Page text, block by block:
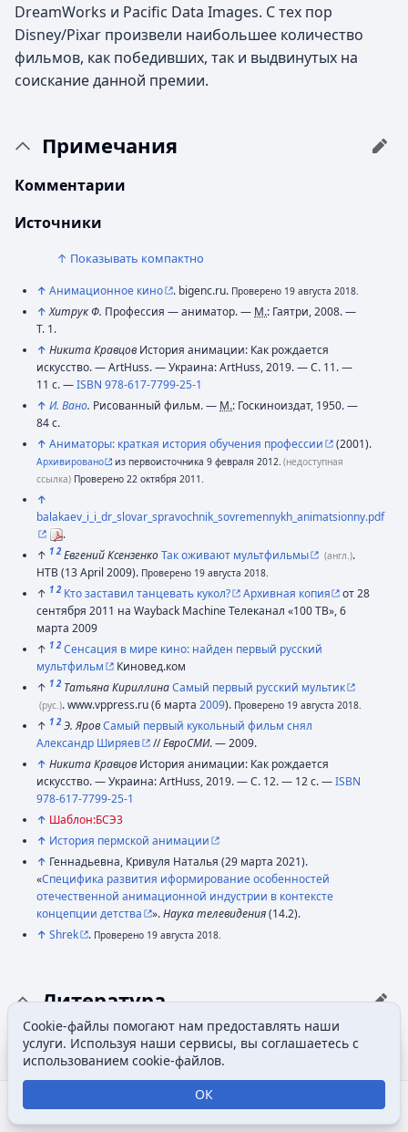
Открыть поиск
Открыть меню
Просмотры
DreamWorks и Pacific Data Images. С тех пор
Disney/Pixar произвели наибольшее количество
фильмов, как победивших, так и выдвинутых на
соискание данной премии.
Примечания
Комментарии
Источники
↑ Показывать компактно
↑ Анимационное кино . bigenc.ru. Проверено 19 августа 2018.
↑ Хитрук Ф. Профессия — аниматор. — М.: Гаятри, 2008. —
Т. 1.
↑ Никита Кравцов История анимации: Как рождается
искусство. — ArtHuss. — Украина: ArtHuss, 2019. — С. 11. —
11 с. —ISBN 978-617-7799-25-1
↑ И. Вано. Рисованный фильм. — М.: Госкиноиздат, 1950. —
84 с.
↑ Аниматоры: краткая история обучения профессии (2001).
Архивировано из первоисточника 9 февраля 2012. (недоступная
ссылка) Проверено 22 октября 2011.
↑
balakaev_i_i_dr_slovar_spravochnik_sovremennykh_animatsionny.pdf
.
↑ 1 2 Евгений КсензенкоТак оживают мультфильмы (англ.).
НТВ (13 April 2009). Проверено 19 августа 2018.
↑ 1 2 Кто заставил танцевать кукол? Архивная копия
от 28
сентября 2011 на Wayback Machine Телеканал «100 ТВ», 6
марта 2009
↑ 1 2 Сенсация в мире кино: найден первый русский
мультфильм
Киновед.ком
↑ 1 2 Татьяна КириллинаСамый первый русский мультик
(рус.) . www.vppress.ru (6 марта 2009). Проверено 19 августа 2018.
↑ 1 2 Э. ЯровСамый первый кукольный фильм снял
Александр Ширяев
//ЕвроСМИ. — 2009.
↑ Никита Кравцов История анимации: Как рождается
искусство. — Украина: ArtHuss, 2019. — С. 12. — 12 с. —ISBN
978-617-7799-25-1
↑ Шаблон:БСЭ3
↑ История пермской анимации
↑ Геннадьевна, Кривуля Наталья (29 мартa 2021).
«Специфика развития иформирование особенностей
отечественной анимационной индустрии в контексте
концепции детства
».Наука телевидения(14.2).
↑ Shrek . Проверено 19 августа 2018.
Литература
↑ Показывать компактно
Асенин С. В.
Волшебники экрана:
Восьмое искусство.
2009).Архивировано
Содержание
Cookie-файлы помогают нам предоставлять наши
услуги. Используя наши сервисы, вы соглашаетесь с
использованием cookie-файлов.
ОК